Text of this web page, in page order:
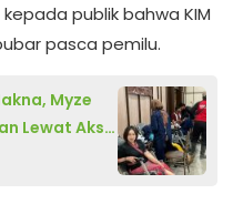
publik bahwa KIM
pasca pemilu.
Myze
Lewat Aksi